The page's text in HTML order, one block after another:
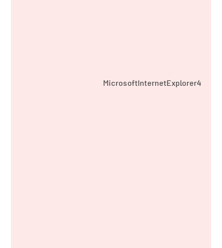
MicrosoftInternetExplorer4